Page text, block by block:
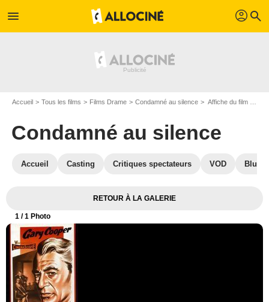
menu profil search
Accueil Tous les films Films Drame Condamné au silence Affiche du film Condamné au silence - Photo 1
Condamné au silence
Accueil Casting Critiques spectateurs VOD Blu-
RETOUR À LA GALERIE
1 / 1 Photo